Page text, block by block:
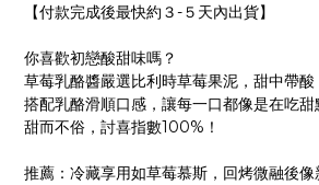
【付款完成後最快約３-５天內出貨】
你喜歡初戀酸甜味嗎？
草莓乳酪醬嚴選比利時草莓果泥，甜中帶酸
搭配乳酪滑順口感，讓每一口都像是在吃甜
甜而不俗，討喜指數100%！
推薦：冷藏享用如草莓慕斯，回烤微融後